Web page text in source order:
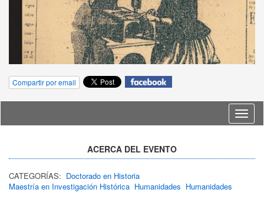
Compartir por email
Idioma
ACERCA DEL EVENTO
CATEGORÍAS: Doctorado en Historia
Maestría en Investigación Histórica Humanidades Humanidades